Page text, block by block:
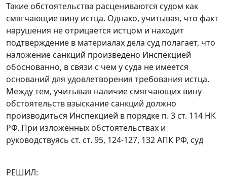
Такие обстоятельства расцениваются судом как
смягчающие вину истца. Однако, учитывая, что факт
нарушения не отрицается истцом и находит
подтверждение в материалах дела суд полагает, что
наложение санкций произведено Инспекцией
обоснованно, в связи с чем у суда не имеется
оснований для удовлетворения требования истца.
Между тем, учитывая наличие смягчающих вину
обстоятельств взыскание санкций должно
производиться Инспекцией в порядке п. 3 ст. 114 НК
РФ. При изложенных обстоятельствах и
руководствуясь ст. ст. 95, 124-127, 132АПК РФ, суд
РЕШИЛ: